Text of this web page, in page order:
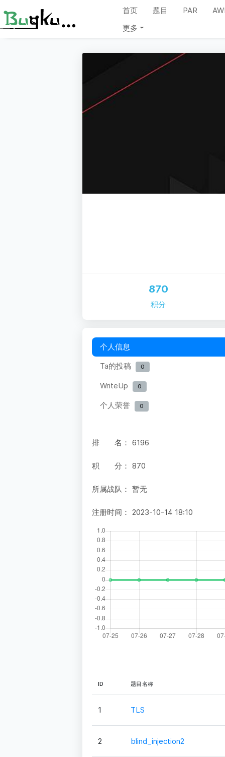
首页 题目 PAR
更多
870
积分
个人信息
Ta的投稿
0
WriteUp 0
个人荣誉 0
排 名： 6196
积 分： 870
所属战队： 暂无
注册时间： 2023-10-14 18:10
ID 题目名称
1 TLS
2 blind_injection2